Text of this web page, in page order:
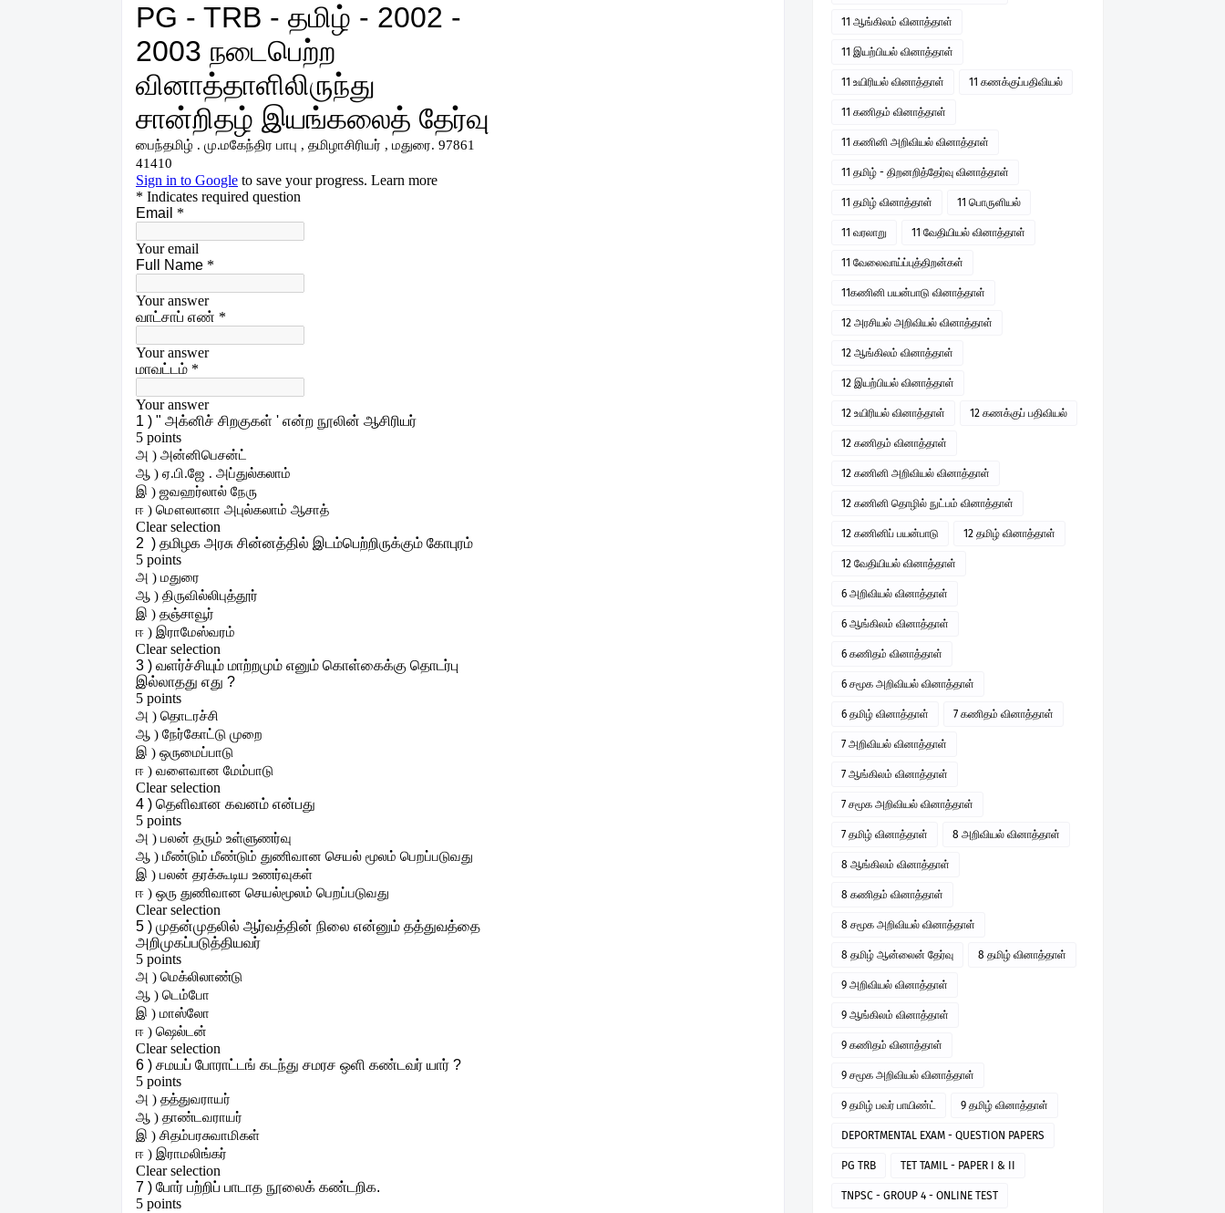
11 ஆங்கிலம் வினாத்தாள்
11 இயற்பியல் வினாத்தாள்
11 உயிரியல் வினாத்தாள் 11 கணக்குப்பதிவியல்
11 கணிதம் வினாத்தாள்
11 கணினி அறிவியல் வினாத்தாள்
11 தமிழ் - திறனறித்தேர்வு வினாத்தாள்
11 தமிழ் வினாத்தாள் 11 பொருளியல்
11 வரலாறு 11 வேதியியல் வினாத்தாள்
11 வேலைவாய்ப்புத்திறன்கள்
11கணினி பயன்பாடு வினாத்தாள்
12 அரசியல் அறிவியல் வினாத்தாள்
12 ஆங்கிலம் வினாத்தாள்
12 இயற்பியல் வினாத்தாள்
12 உயிரியல் வினாத்தாள் 12 கணக்குப் பதிவியல்
12 கணிதம் வினாத்தாள்
12 கணினி அறிவியல் வினாத்தாள்
12 கணினி தொழில் நுட்பம் வினாத்தாள்
12 கணினிப் பயன்பாடு 12 தமிழ் வினாத்தாள்
12 வேதியியல் வினாத்தாள்
6 அறிவியல் வினாத்தாள்
6 ஆங்கிலம் வினாத்தாள்
6 கணிதம் வினாத்தாள்
6 சமூக அறிவியல் வினாத்தாள்
6 தமிழ் வினாத்தாள் 7 கணிதம் வினாத்தாள்
7 அறிவியல் வினாத்தாள்
7 ஆங்கிலம் வினாத்தாள்
7 சமூக அறிவியல் வினாத்தாள்
7 தமிழ் வினாத்தாள் 8 அறிவியல் வினாத்தாள்
8 ஆங்கிலம் வினாத்தாள்
8 கணிதம் வினாத்தாள்
8 சமூக அறிவியல் வினாத்தாள்
8 தமிழ் ஆன்லைன் தேர்வு 8 தமிழ் வினாத்தாள்
9 அறிவியல் வினாத்தாள்
9 ஆங்கிலம் வினாத்தாள்
9 கணிதம் வினாத்தாள்
9 சமூக அறிவியல் வினாத்தாள்
9 தமிழ் பவர் பாயிண்ட் 9 தமிழ் வினாத்தாள்
DEPORTMENTAL EXAM - QUESTION PAPERS
PG TRB TET TAMIL - PAPER I & II
TNPSC - GROUP 4 - ONLINE TEST